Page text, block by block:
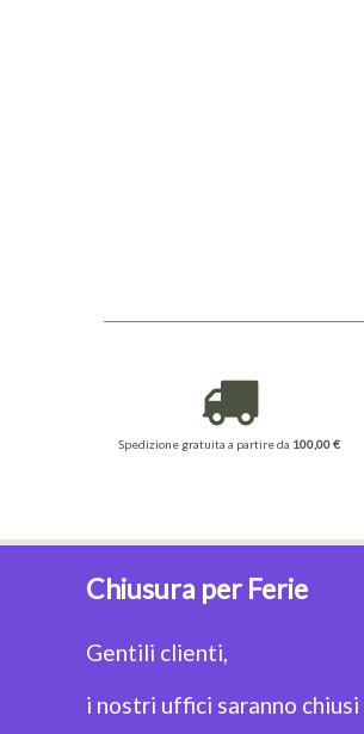
Spedizione gratuita a partire da 100,00 €
CONTACT
Telefono: +3906632192
Seguici su:
Chiusura per Ferie
Gentili clienti,
i nostri uffici saranno